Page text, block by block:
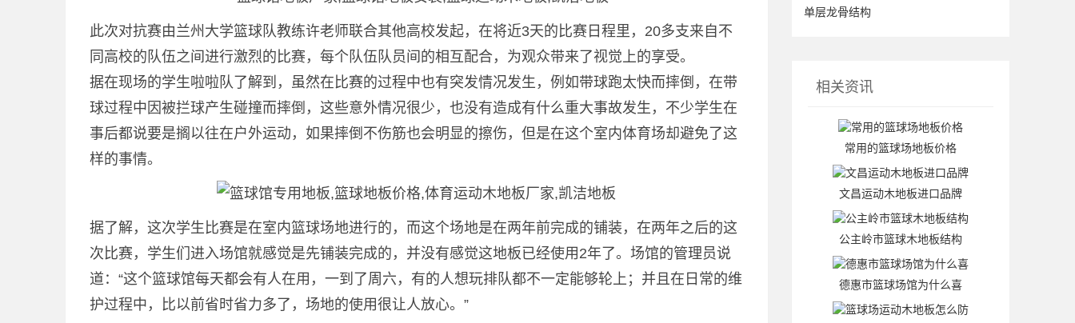
此次对抗赛由兰州大学篮球队教练许老师联合其他高校发起，在将近3天的比赛日程里，20多支来自不
同高校的队伍之间进行激烈的比赛，每个队伍队员间的相互配合，为观众带来了视觉上的享受。
据在现场的学生啦啦队了解到，虽然在比赛的过程中也有突发情况发生，例如带球跑太快而摔倒，在带
球过程中因被拦球产生碰撞而摔倒，这些意外情况很少，也没有造成有什么重大事故发生，不少学生在
事后都说要是搁以往在户外运动，如果摔倒不伤筋也会明显的擦伤，但是在这个室内体育场却避免了这
样的事情。
据了解，这次学生比赛是在室内篮球场地进行的，而这个场地是在两年前完成的铺装，在两年之后的这
次比赛，学生们进入场馆就感觉是先铺装完成的，并没有感觉这地板已经使用2年了。场馆的管理员说
道：“这个篮球馆每天都会有人在用，一到了周六，有的人想玩排队都不一定能够轮上；并且在日常的维
护过程中，比以前省时省力多了，场地的使用很让人放心。”
单层龙骨结构
相关资讯
常用的篮球场地板价格
文昌运动木地板进口品牌
公主岭市篮球木地板结构
德惠市篮球场馆为什么喜